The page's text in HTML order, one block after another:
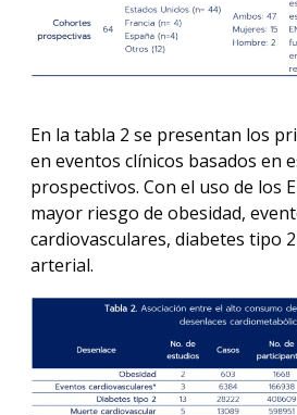
En la tabla 2 se presentan los
en eventos clínicos basados en
prospectivos. Con el uso de los
mayor riesgo de obesidad,
cardiovasculares, diabetes tipo
arterial.